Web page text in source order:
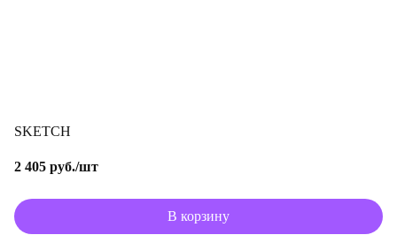
SKETCH
2 405 руб./шт
В корзину